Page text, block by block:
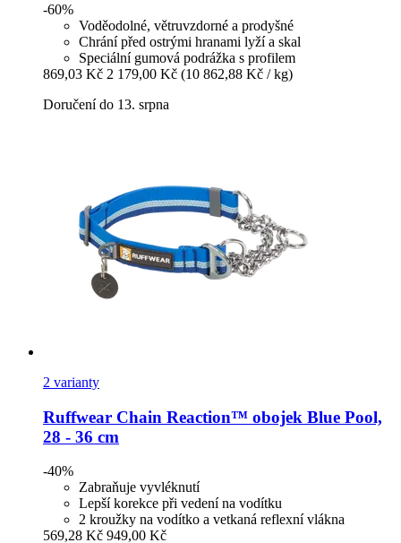
-60%
Voděodolné, větruvzdorné a prodyšné
Chrání před ostrými hranami lyží a skal
Speciální gumová podrážka s profilem
869,03 Kč 2 179,00 Kč (10 862,88 Kč / kg)
Doručení do 13. srpna
2 varianty
Ruffwear Chain Reaction™ obojek Blue Pool,
28 -​ 36 cm
-40%
Zabraňuje vyvléknutí
Lepší korekce při vedení na vodítku
2 kroužky na vodítko a vetkaná reflexní vlákna
569,28 Kč 949,00 Kč